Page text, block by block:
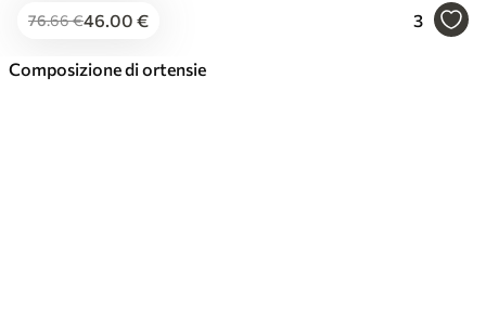
76.66€46.00 € 3
Composizione di ortensie